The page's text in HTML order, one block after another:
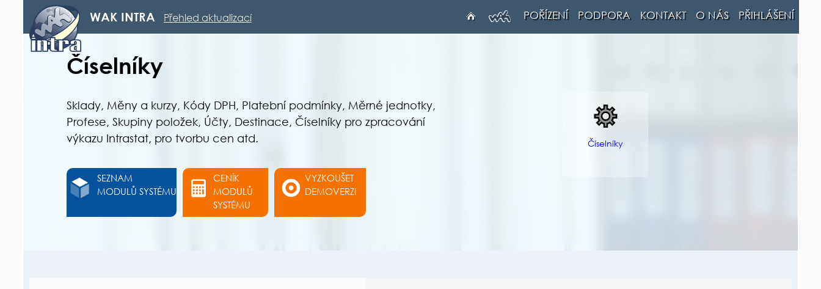
POŘÍZENÍ PODPORA KONTAKT O NÁS PŘIHLÁŠENÍ
WAK INTRA Přehled aktualizací
Číselníky
Sklady, Měny a kurzy, Kódy DPH, Platební podmínky, Měrné jednotky,
Profese, Skupiny položek, Účty, Destinace, Číselníky pro zpracování
výkazu Intrastat, pro tvorbu cen atd.
SEZNAM
MODULŮ SYSTÉMU
CENÍK
MODULŮ
SYSTÉMU
VYZKOUŠET
DEMOVERZI
Číselníky